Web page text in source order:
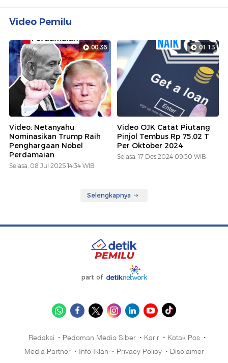
Video Pemilu
00:36
Video: Netanyahu
Nominasikan Trump Raih
Penghargaan Nobel
Perdamaian
Selasa, 08 Jul 2025 14:34 WIB
01:13
Video OJK Catat Piutang
Pinjol Tembus Rp 75,02 T
Per Oktober 2024
Selasa, 17 Des 2024 09:30 WIB
Selengkapnya
part of
Redaksi Pedoman Media Siber Karir
Kotak Pos
Media Partner
Info Iklan Privacy Policy Disclaimer